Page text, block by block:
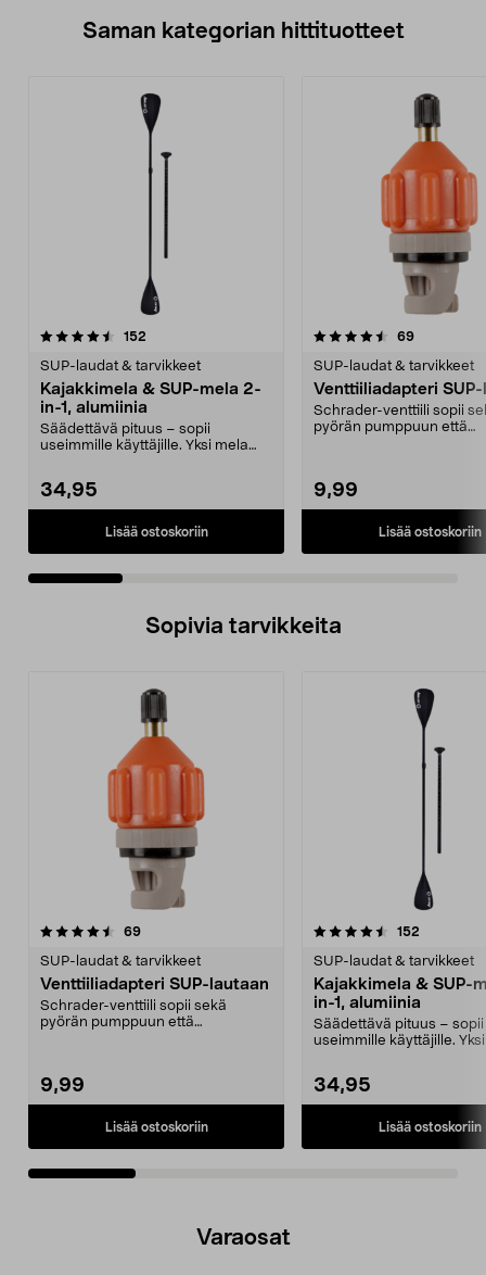
Saman kategorian hittituotteet
152
SUP-laudat & tarvikkeet
Kajakkimela & SUP-mela 2-
in-1, alumiinia
Säädettävä pituus – sopii
useimmille käyttäjille. Yksi mela
34,95
Lisää ostoskoriin
4.5 viidestä
69arvostelut
SUP-laudat & tarvikkeet
Venttiiliadapteri
Schrader-venttiili sopii
pyörän pumppuun että
9,99
Lisää ostoskoriin
4.5 viidestä
Sopivia tarvikkeita
69arvostelut
SUP-laudat & tarvikkeet
Venttiiliadapteri SUP-lautaan
Schrader-venttiili sopii sekä
pyörän pumppuun että
9,99
Lisää ostoskoriin
4.5viidestä
152
SUP-laudat & tarvikkeet
Kajakkimela & SUP-
in-1, alumiinia
Säädettävä pituus – sopii
useimmille käyttäjille.
34,95
Lisää ostoskoriin
4.5viidestä
Varaosat